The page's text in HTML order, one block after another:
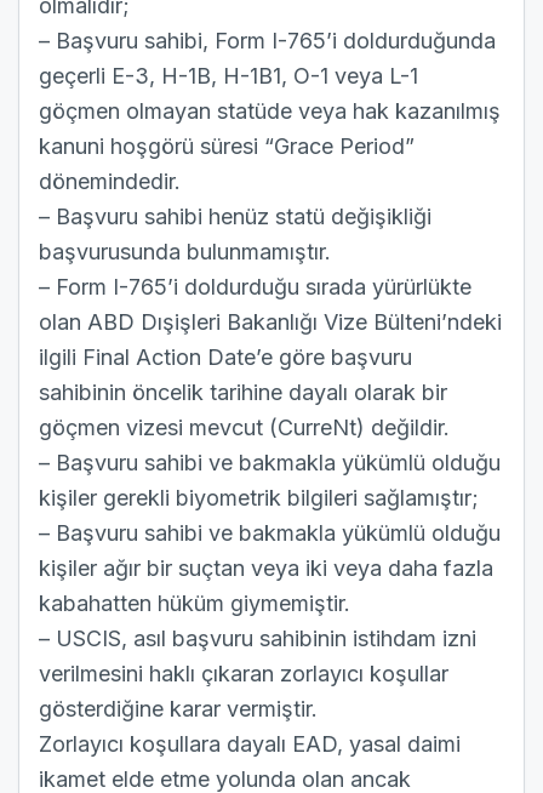
olmalıdır;
– Başvuru sahibi, Form I-765’i doldurduğunda
geçerli E-3, H-1B, H-1B1, O-1 veya L-1
göçmen olmayan statüde veya hak kazanılmış
kanuni hoşgörü süresi “Grace Period”
dönemindedir.
– Başvuru sahibi henüz statü değişikliği
başvurusunda bulunmamıştır.
– Form I-765’i doldurduğu sırada yürürlükte
olan ABD Dışişleri Bakanlığı Vize Bülteni’ndeki
ilgili Final Action Date’e göre başvuru
sahibinin öncelik tarihine dayalı olarak bir
göçmen vizesi mevcut (CurreNt) değildir.
– Başvuru sahibi ve bakmakla yükümlü olduğu
kişiler gerekli biyometrik bilgileri sağlamıştır;
– Başvuru sahibi ve bakmakla yükümlü olduğu
kişiler ağır bir suçtan veya iki veya daha fazla
kabahatten hüküm giymemiştir.
– USCIS, asıl başvuru sahibinin istihdam izni
verilmesini haklı çıkaran zorlayıcı koşullar
gösterdiğine karar vermiştir.
Zorlayıcı koşullara dayalı EAD, yasal daimi
ikamet elde etme yolunda olan ancak